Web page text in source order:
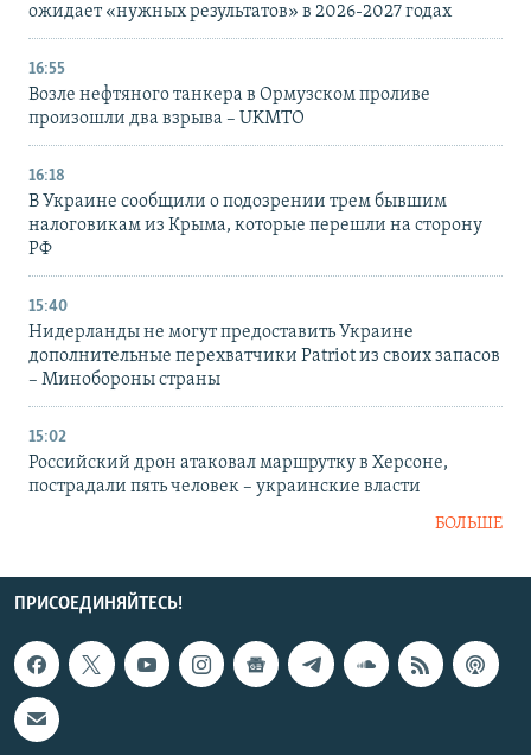
ожидает «нужных результатов» в 2026-2027 годах
16:55
Возле нефтяного танкера в Ормузском проливе
произошли два взрыва – UKMTO
16:18
В Украине сообщили о подозрении трем бывшим
налоговикам из Крыма, которые перешли на сторону
РФ
15:40
Нидерланды не могут предоставить Украине
дополнительные перехватчики Patriot из своих запасов
– Минобороны страны
15:02
Российский дрон атаковал маршрутку в Херсоне,
пострадали пять человек – украинские власти
БОЛЬШЕ
ПРИСОЕДИНЯЙТЕСЬ!